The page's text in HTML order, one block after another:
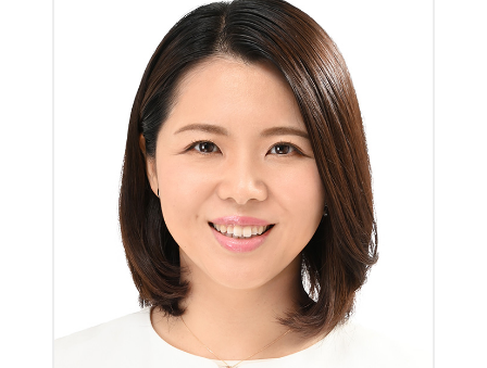
自由民主党 役員
大臣・副大臣・政務官